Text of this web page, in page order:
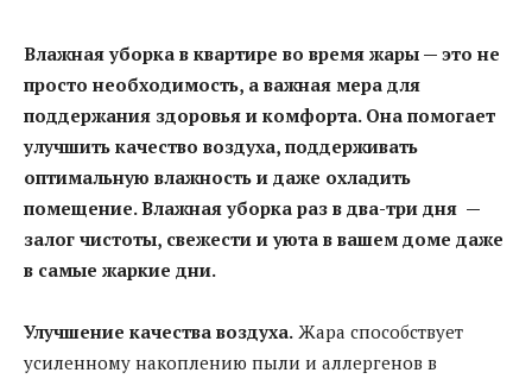
Влажная уборка в квартире во время жары — это не
просто необходимость, а важная мера для
поддержания здоровья и комфорта. Она помогает
улучшить качество воздуха, поддерживать
оптимальную влажность и даже охладить
помещение. Влажная уборка раз в два-три дня —
залог чистоты, свежести и уюта в вашем доме даже
в самые жаркие дни.
Улучшение качества воздуха. Жара способствует
усиленному накоплению пыли и аллергенов в